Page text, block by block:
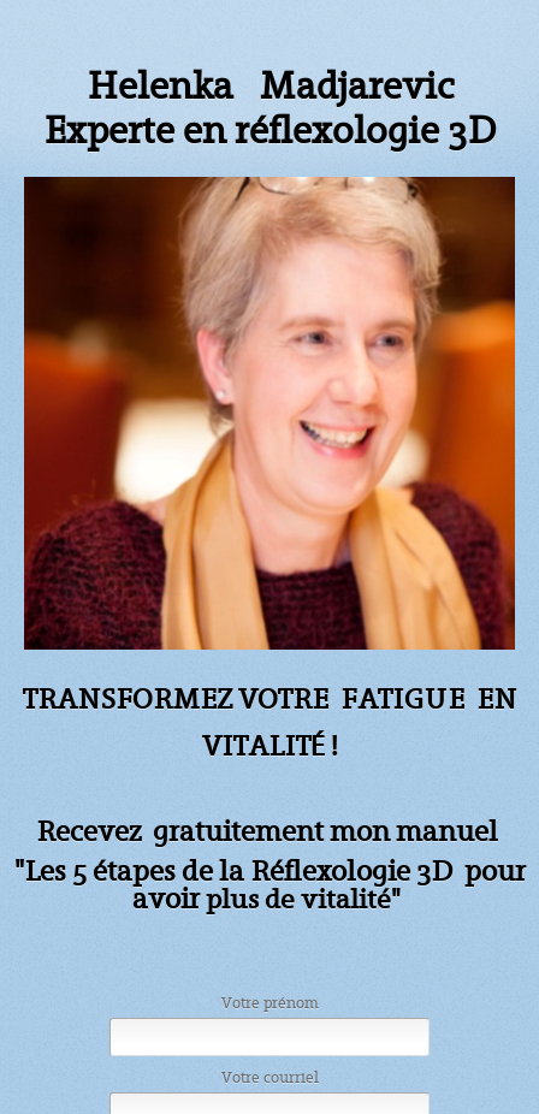
Helenka Madjarevic
Experte en réflexologie 3D
TRANSFORMEZ VOTRE FATIGUE EN
VITALITÉ !
Recevez gratuitement mon manuel
"Les 5 étapes de la Réflexologie 3D pour
avoirplus de vitalité"
Votre prénom
Votre courriel